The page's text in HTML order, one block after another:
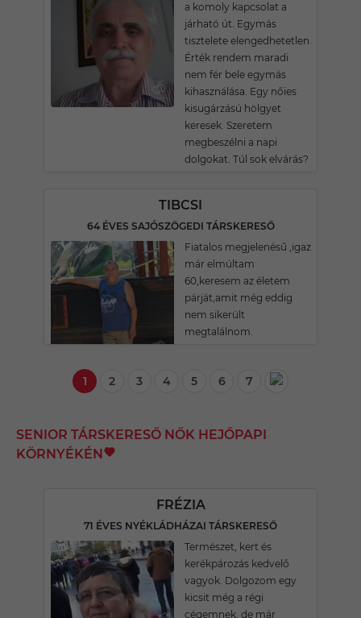
a komoly kapcsolat a
járható út. Egymás
tisztelete elengedhetetlen.
Érték rendem maradi
nem fér bele egymás
kihasználása. Egy nőies
kisugárzású hölgyet
keresek. Szeretem
megbeszélni a napi
dolgokat. Túl sok elvárás?
TIBCSI
64 ÉVES SAJÓSZÖGEDI TÁRSKERESŐ
Fiatalos megjelenésű ,igaz
már elmúltam
60,keresem az életem
párját,amit még eddig
nem sikerült
megtalálnom.
1 2 3 4 5 6 7
SENIOR TÁRSKERESŐ NŐK HEJŐPAPI
KÖRNYÉKÉN
FRÉZIA
71 ÉVES NYÉKLÁDHÁZAI TÁRSKERESŐ
Természet, kert és
kerékpározás kedvelő
vagyok. Dolgozom egy
kicsit még a régi
cégemnek, de már